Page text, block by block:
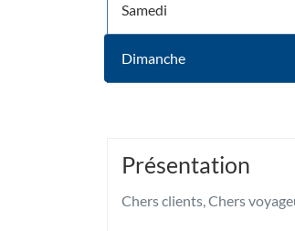
Samedi
Horaires
d'ouverture
Dimanche
Présentation
Chers clients, Chers